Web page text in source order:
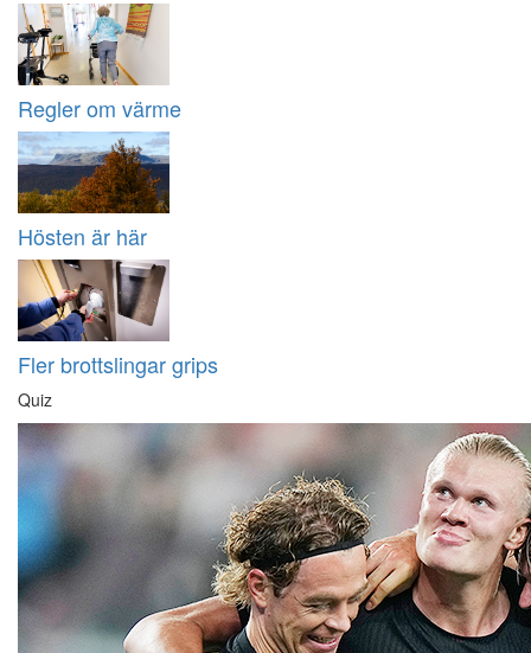
Regler om värme
Hösten är här
Fler brottslingar grips
Quiz